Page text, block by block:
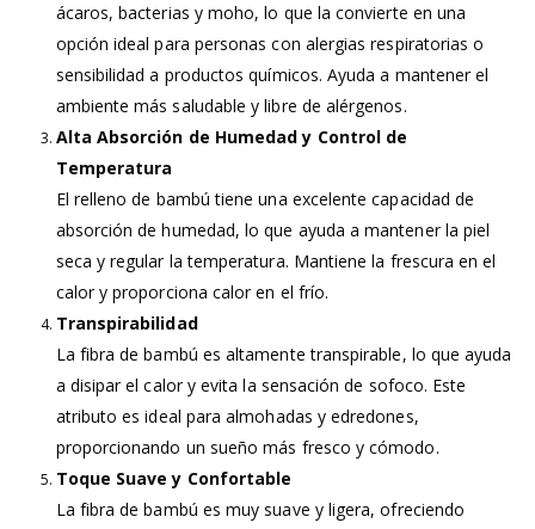
ácaros, bacterias y moho, lo que la convierte en una
opción ideal para personas con alergias respiratorias o
sensibilidad a productos químicos. Ayuda a mantener el
ambiente más saludable y libre de alérgenos.
Alta Absorción de Humedad y Control de
Temperatura
El relleno de bambú tiene una excelente capacidad de
absorción de humedad, lo que ayuda a mantener la piel
seca y regular la temperatura. Mantiene la frescura en el
calor y proporciona calor en el frío.
Transpirabilidad
La fibra de bambú es altamente transpirable, lo que ayuda
a disipar el calor y evita la sensación de sofoco. Este
atributo es ideal para almohadas y edredones,
proporcionando un sueño más fresco y cómodo.
Toque Suave y Confortable
La fibra de bambú es muy suave y ligera, ofreciendo